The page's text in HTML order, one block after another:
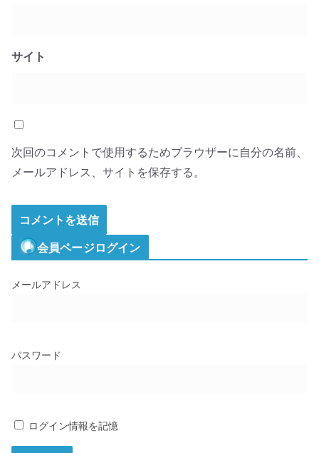
サイト
次回のコメントで使用するためブラウザーに自分の名前、
メールアドレス、サイトを保存する。
会員ページログイン
メールアドレス
パスワード
ログイン情報を記憶